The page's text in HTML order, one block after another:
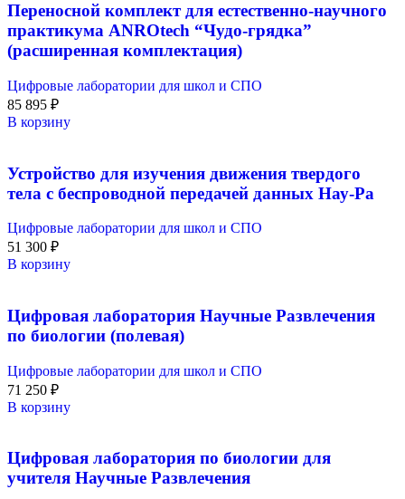
Переносной комплект для естественно-научного
практикума ANROtech “Чудо-грядка”
(расширенная комплектация)
Цифровые лаборатории для школ и СПО
85 895 ₽
В корзину
Устройство для изучения движения твердого
тела с беспроводной передачей данных Нау-Ра
Цифровые лаборатории для школ и СПО
51 300 ₽
В корзину
Цифровая лаборатория Научные Развлечения
по биологии (полевая)
Цифровые лаборатории для школ и СПО
71 250 ₽
В корзину
Цифровая лаборатория по биологии для
учителя Научные Развлечения